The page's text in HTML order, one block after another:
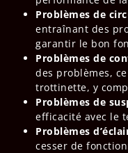
Problèmes de
entraînant des
garantir le bon
Problèmes de
des problèmes,
trottinette, y
Problèmes de
efficacité avec le
Problèmes
cesser de